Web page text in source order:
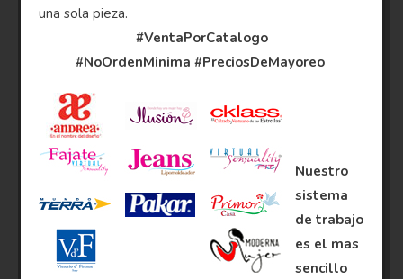
una sola pieza.
#VentaPorCatalogo
#NoOrdenMinima #PreciosDeMayoreo
Nuestro
sistema
de trabajo
es el mas
sencillo